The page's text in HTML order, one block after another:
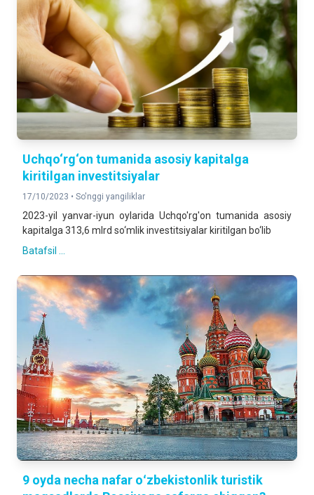
Uchqo‘rg‘on tumanida asosiy kapitalga
kiritilgan investitsiyalar
17/10/2023 • So'nggi yangiliklar
2023-yil yanvar-iyun oylarida Uchqo'rg'on tumanida asosiy
kapitalga 313,6 mlrd so‘mlik investitsiyalar kiritilgan bo‘lib
Batafsil ...
9 oyda necha nafar oʻzbekistonlik turistik